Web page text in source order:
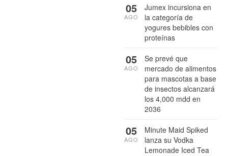
Jumex incursiona en
la categoría de
yogures bebibles con
proteínas
05
AGO
Se prevé que
mercado de alimentos
para mascotas a base
de insectos alcanzará
los 4,000 mdd en
2036
05
AGO
Minute Maid Spiked
lanza su Vodka
Lemonade Iced Tea
05
AGO